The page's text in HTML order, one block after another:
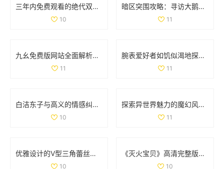
三年内免费观看的绝代双骄电影和动漫大全汇总
10
暗区突围攻略：寻访大鹅农场首领位置详解
11
九幺免费版网站全面解析nbaoffice68ios功能与使用体验
11
腕表爱好者如饥似渴地探索la.vorace品牌魅力与精品
11
白洁东子与高义的情感纠葛与生活轨迹探讨
10
探索异世界魅力的魔幻风格手游排行榜与推荐游戏
11
优雅设计的V型三角蕾丝内裤，舒适与魅力并存的完美选择
10
《灭火宝贝》高清完整版在线观影全攻略与资源分享
10